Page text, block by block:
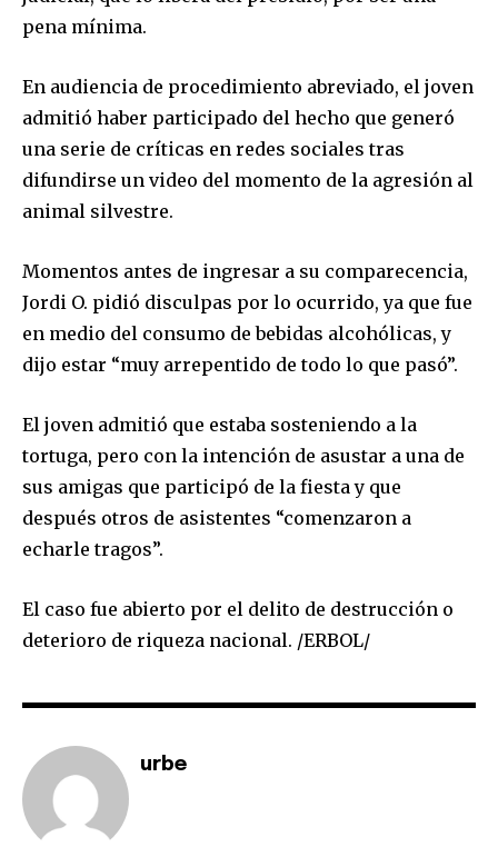
Join our community of
or click the subscribe button below. Don't worry, we respect
your privacy and won't spam your inbox. Your information is
safe with us.
pena mínima.
En audiencia de procedimiento abreviado, el joven
admitió haber participado del hecho que generó
una serie de críticas en redes sociales tras
difundirse un video del momento de la agresión al
animal silvestre.
Momentos antes de ingresar a su comparecencia,
Jordi O. pidió disculpas por lo ocurrido, ya que fue
en medio del consumo de bebidas alcohólicas, y
dijo estar “muy arrepentido de todo lo que pasó”.
El joven admitió que estaba sosteniendo a la
tortuga, pero con la intención de asustar a una de
sus amigas que participó de la fiesta y que
después otros de asistentes “comenzaron a
echarle tragos”.
El caso fue abierto por el delito de destrucción o
deterioro de riqueza nacional. /ERBOL/
urbe